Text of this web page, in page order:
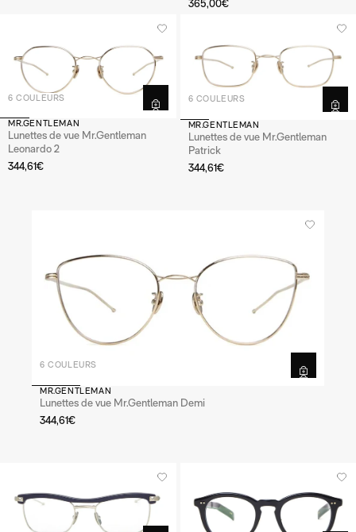
365,00€
6 COULEURS
MR.GENTLEMAN
Lunettes de vue Mr.Gentleman
Leonardo 2
344,61€
6 COULEURS
MR.GENTLEMAN
Lunettes de vue Mr.Gentleman
Patrick
344,61€
6 COULEURS
MR.GENTLEMAN
Lunettes de vue Mr.Gentleman Demi
344,61€